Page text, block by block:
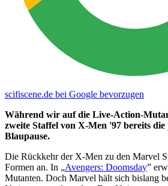
scifiscene.de bei Google bevorzugen
Während wir auf die Live-Action-
zweite Staffel von X-Men '97 bereits
Blaupause.
Die Rückkehr der X-Men zu den Marvel
Formen an. In „Avengers: Doomsday”
Mutanten. Doch Marvel hält sich bislang